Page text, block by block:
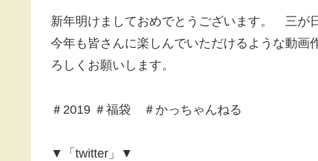
新年明けましておめでとうございます。 三が
今年も皆さんに楽しんでいただけるような動画
ろしくお願いします。
＃2019 ＃福袋 ＃かっちゃんねる
▼「twitter」▼